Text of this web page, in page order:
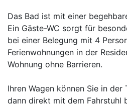
Das Bad ist mit einer
Ein Gäste-WC sorgt für
bei einer Belegung mit 4
Ferienwohnungen in der
Wohnung ohne Barrieren.
Ihren Wagen können Sie in
dann direkt mit dem Fahrstuhl